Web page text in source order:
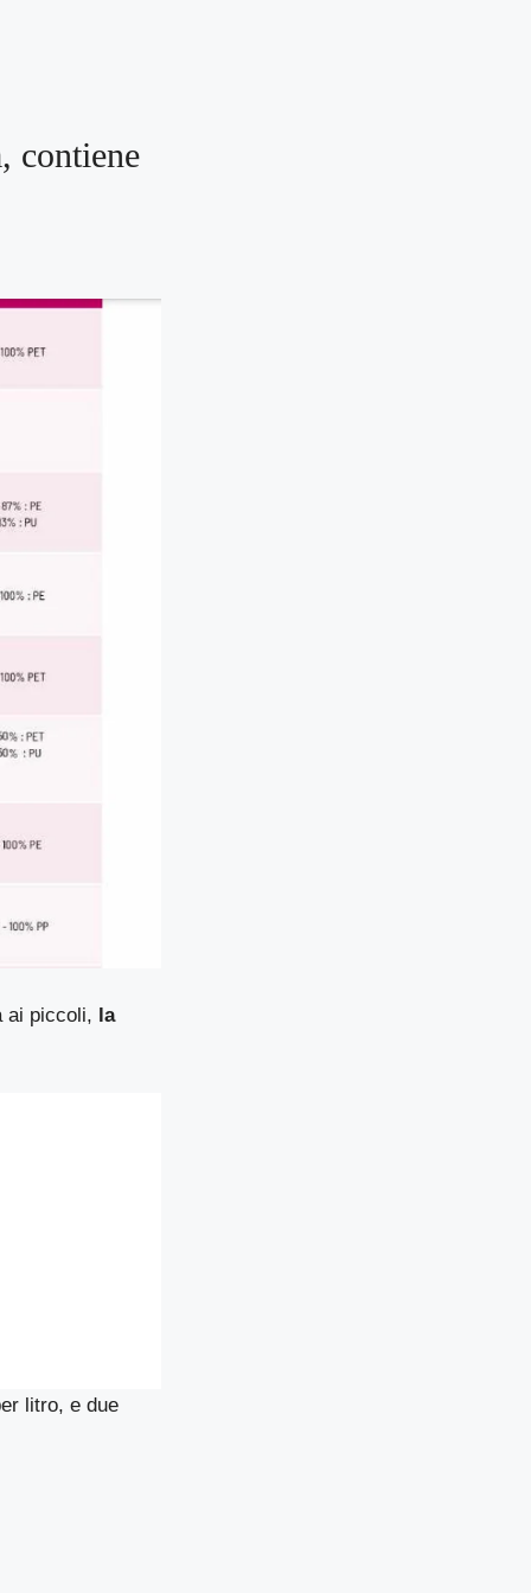
contiene
ai piccoli, la
litro, e due